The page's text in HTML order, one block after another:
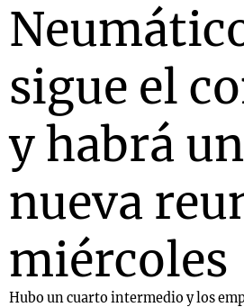
sigue el
y habrá
nueva
miércoles
Hubo un cuarto intermedio y los